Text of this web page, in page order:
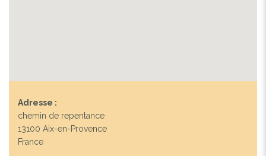
Adresse :
chemin de repentance
13100 Aix-en-Provence
France